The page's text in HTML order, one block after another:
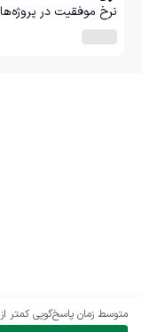
متوسط زمان پاسخ‌گویی کمتر از 1 ساعت
نرخ موفقیت در پروژه‌ها